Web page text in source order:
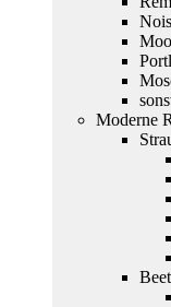
Moderne